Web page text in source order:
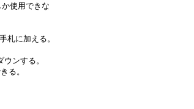
使用できな
札に加える。
ンする。
る。